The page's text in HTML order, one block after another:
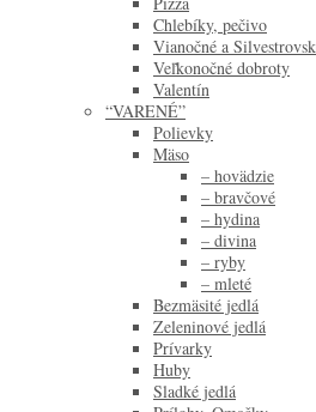
Chlebíky, pečivo
Vianočné a
Veľkonočné dobroty
Valentín
“VARENÉ”
Polievky
Mäso
– hovädzie
– bravčové
– hydina
– divina
– ryby
– mleté
Bezmäsité jedlá
Zeleninové jedlá
Prívarky
Huby
Sladké jedlá